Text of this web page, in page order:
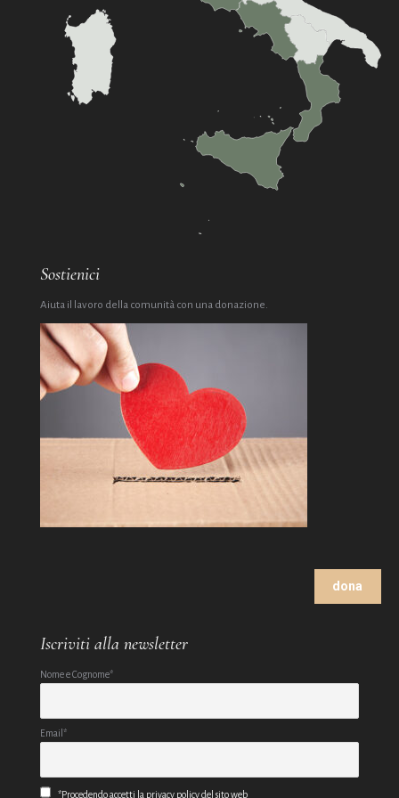
Sostienici
Aiuta il lavoro della comunità con una donazione.
dona
Iscriviti alla newsletter
Nome e Cognome*
Email*
*Procedendo accetti la privacy policy del sito web